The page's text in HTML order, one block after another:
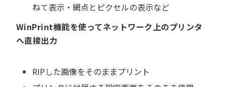
ねて表示・網点とピクセルの表示など
WinPrint機能を使ってネットワーク上のプリンタ
へ直接出力
RIPした画像をそのままプリント